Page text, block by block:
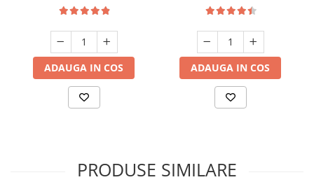
ADAUGA IN COS ADAUGA IN COS
PRODUSE SIMILARE